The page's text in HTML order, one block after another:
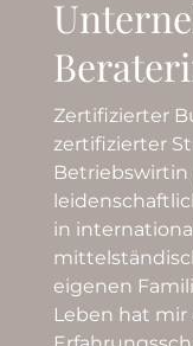
Zertifizierter
zertifizierter
Betriebswirtin
in
eigenen
Leben hat